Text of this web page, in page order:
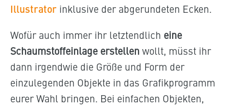
Illustratorinklusive der abgerundeten Ecken.
Wofür auch immer ihr letztendlich eine
Schaumstoffeinlage erstellenwollt, müsst ihr
dann irgendwie die Größe und Form der
einzulegenden Objekte in das Grafikprogramm
eurer Wahl bringen. Bei einfachen Objekten,